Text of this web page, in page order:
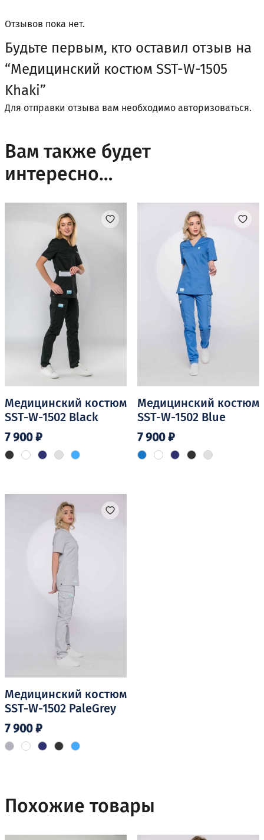
Отзывов пока нет.
Будьте первым, кто оставил отзыв на
“Медицинский костюм SST-W-1505
Khaki”
Для отправки отзыва вам необходимо авторизоваться.
Вам также будет
интересно…
Медицинский костюм
SST-W-1502 Black
7 900₽
Этот
Медицинский костюм
SST-W-1502 Blue
7 900₽
Этот
Медицинский костюм
SST-W-1502 PaleGrey
7 900₽
Этот
вариаций.
можно
Похожие товары